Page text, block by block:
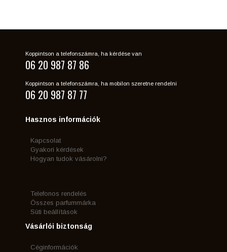
Koppintson a telefonszámra, ha kérdése van
06 20 987 87 86
Koppintson a telefonszámra, ha mobilon szeretne rendelni
06 20 987 87 77
Hasznos információk
Kapcsolat
Gyakori kérdések
Hogyan tudok vásárolni?
Telefonos rendelés
Összes parfummárka
Süti beállítások
Vásárlói biztonság
Céginformációk